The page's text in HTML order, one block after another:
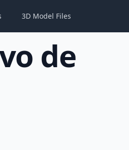
3D Model Files
de